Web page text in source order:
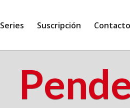
Series Suscripción Contacto